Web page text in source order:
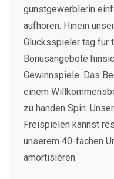
gunstgewerblerin
aufhoren. Hinein
Glucksspieler tag fur
Bonusangebote
Gewinnspiele. Das
einem
zu handen Spin.
Freispielen kannst
unserem 40-fachen
amortisieren.